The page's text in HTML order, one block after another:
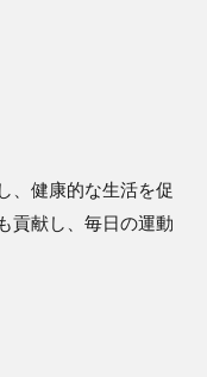
、健康的な生活を促
貢献し、毎日の運動